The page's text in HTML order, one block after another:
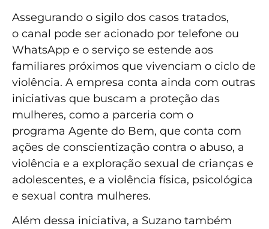
Assegurando o sigilo dos casos tratados,
o canal pode ser acionado por telefone ou
WhatsApp e o serviço se estende aos
familiares próximos que vivenciam o ciclo de
violência. A empresa conta ainda com outras
iniciativas que buscam a proteção das
mulheres, como a parceria com o
programa Agente do Bem, que conta com
ações de conscientização contra o abuso, a
violência e a exploração sexual de crianças e
adolescentes, e a violência física, psicológica
e sexual contra mulheres.
Além dessa iniciativa, a Suzano também